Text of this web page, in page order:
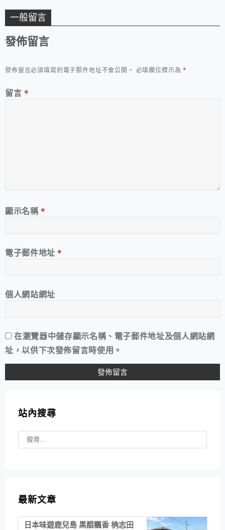
一般留言
發佈留言
發佈留言必須填寫的電子郵件地址不會公開。 必填欄位標示為*
留言 *
顯示名稱*
電子郵件地址*
個人網站網址
在瀏覽器中儲存顯示名稱、電子郵件地址及個人網站網
址，以供下次發佈留言時使用。
站內搜尋
最新文章
日本味遊鹿兒島 黑醋飄香 桷志田